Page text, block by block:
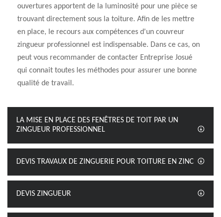
ouvertures apportent de la luminosité pour une pièce se
trouvant directement sous la toiture. Afin de les mettre
en place, le recours aux compétences d'un couvreur
zingueur professionnel est indispensable. Dans ce cas, on
peut vous recommander de contacter Entreprise Josué
qui connait toutes les méthodes pour assurer une bonne
qualité de travail.
LA MISE EN PLACE DES FENÊTRES DE TOIT PAR UN
ZINGUEUR PROFESSIONNEL
DEVIS TRAVAUX DE ZINGUERIE POUR TOITURE EN ZINC
DEVIS ZINGUEUR